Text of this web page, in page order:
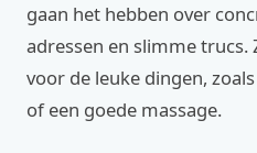
gaan het hebben over
adressen en slimme trucs.
voor de leuke dingen,
of een goede massage.